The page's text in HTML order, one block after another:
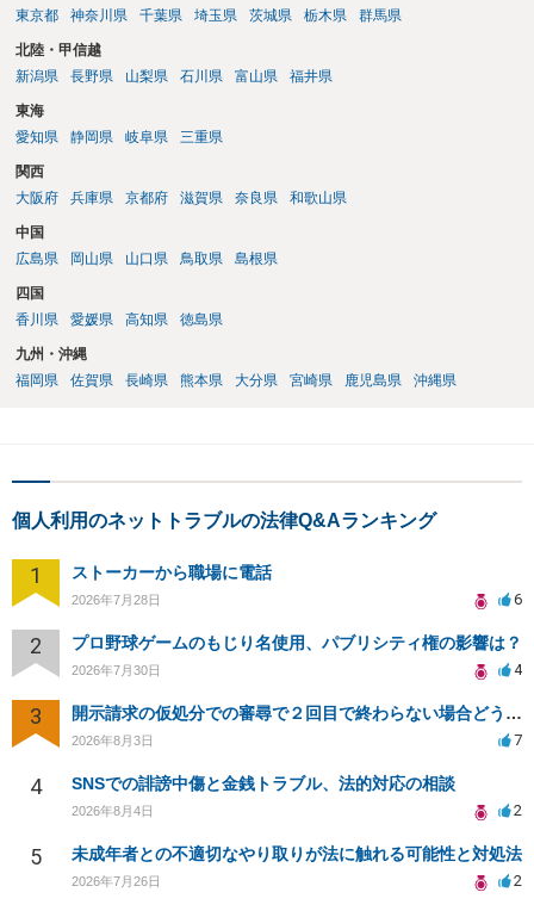
東京都
神奈川県 千葉県 埼玉県 茨城県 栃木県 群馬県
北陸・甲信越
新潟県
長野県 山梨県 石川県 富山県 福井県
東海
愛知県
静岡県 岐阜県 三重県
関西
大阪府
兵庫県 京都府 滋賀県 奈良県 和歌山県
中国
広島県
岡山県 山口県 鳥取県 島根県
四国
香川県
愛媛県 高知県 徳島県
九州・沖縄
福岡県
佐賀県 長崎県 熊本県 大分県 宮崎県 鹿児島県 沖縄県
個人利用のネットトラブルの法律Q&Aランキング
1 ストーカーから職場に電話
2026年7月28日 6
2 プロ野球ゲームのもじり名使用、パブリシティ権の影響は？
2026年7月30日 4
3 開示請求の仮処分での審尋で２回目で終わらない場合どうしたらいいですか
2026年8月3日 7
4 SNSでの誹謗中傷と金銭トラブル、法的対応の相談
2026年8月4日 2
5 未成年者との不適切なやり取りが法に触れる可能性と対処法
2026年7月26日 2